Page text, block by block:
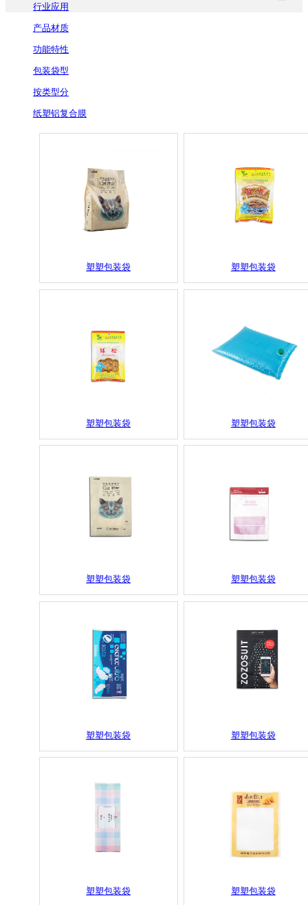
行业应用
产品材质
功能特性
包装袋型
按类型分
纸塑铝复合膜
塑塑包装袋 塑塑包装袋
塑塑包装袋 塑塑包装袋
塑塑包装袋 塑塑包装袋
塑塑包装袋 塑塑包装袋
塑塑包装袋 塑塑包装袋